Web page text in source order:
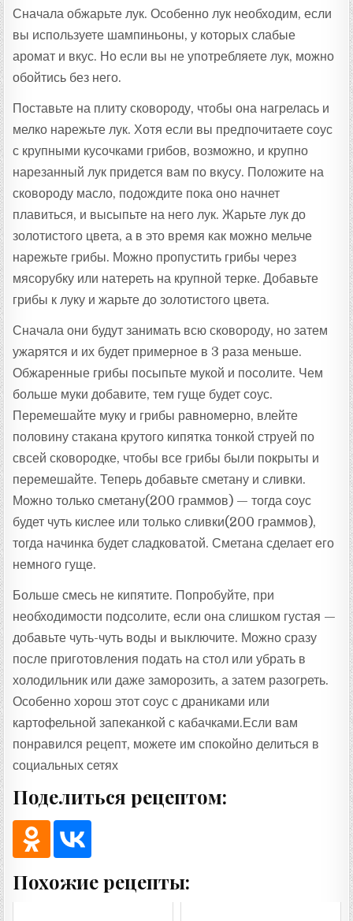
Сначала обжарьте лук. Особенно лук необходим, если
вы используете шампиньоны, у которых слабые
аромат и вкус. Но если вы не употребляете лук, можно
обойтись без него.
Поставьте на плиту сковороду, чтобы она нагрелась и
мелко нарежьте лук. Хотя если вы предпочитаете соус
с крупными кусочками грибов, возможно, и крупно
нарезанный лук придется вам по вкусу. Положите на
сковороду масло, подождите пока оно начнет
плавиться, и высыпьте на него лук. Жарьте лук до
золотистого цвета, а в это время как можно мельче
нарежьте грибы. Можно пропустить грибы через
мясорубку или натереть на крупной терке. Добавьте
грибы к луку и жарьте до золотистого цвета.
Сначала они будут занимать всю сковороду, но затем
ужарятся и их будет примерное в 3 раза меньше.
Обжаренные грибы посыпьте мукой и посолите. Чем
больше муки добавите, тем гуще будет соус.
Перемешайте муку и грибы равномерно, влейте
половину стакана крутого кипятка тонкой струей по
свсей сковородке, чтобы все грибы были покрыты и
перемешайте. Теперь добавьте сметану и сливки.
Можно только сметану(200 граммов) — тогда соус
будет чуть кислее или только сливки(200 граммов),
тогда начинка будет сладковатой. Сметана сделает его
немного гуще.
Больше смесь не кипятите. Попробуйте, при
необходимости подсолите, если она слишком густая —
добавьте чуть-чуть воды и выключите. Можно сразу
после приготовления подать на стол или убрать в
холодильник или даже заморозить, а затем разогреть.
Особенно хорош этот соус с драниками или
картофельной запеканкой с кабачками.Если вам
понравился рецепт, можете им спокойно делиться в
социальных сетях
Поделиться рецептом:
Похожие рецепты: